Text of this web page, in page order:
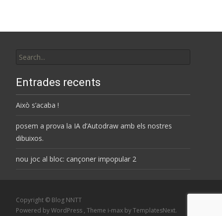
for:
Entrades recents
Això s’acaba !
posem a prova la IA d’Autodraw amb els nostres
dibuixos.
nou joc al bloc: cançoner impopular 2
Copyright © Blog NNTT
Powered by WordPress , Theme i-max by TemplatesNext.